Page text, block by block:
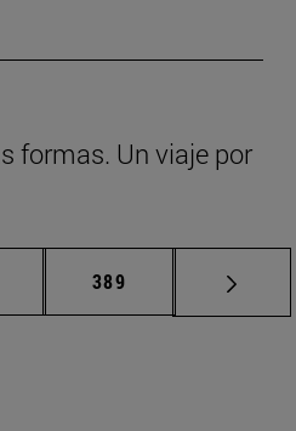
formas. Un viaje por
Páginas intermedias Use TAB
Página
389